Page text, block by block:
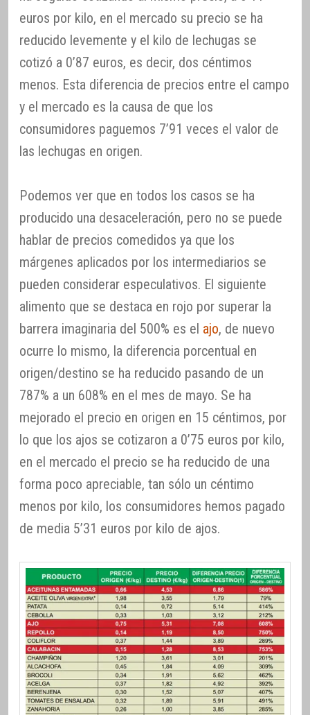
euros por kilo, en el mercado su precio se ha
reducido levemente y el kilo de lechugas se
cotizó a 0’87 euros, es decir, dos céntimos
menos. Esta diferencia de precios entre el campo
y el mercado es la causa de que los
consumidores paguemos 7’91 veces el valor de
las lechugas en origen.
Podemos ver que en todos los casos se ha
producido una desaceleración, pero no se puede
hablar de precios comedidos ya que los
márgenes aplicados por los intermediarios se
pueden considerar especulativos. El siguiente
alimento que se destaca en rojo por superar la
barrera imaginaria del 500% es el ajo, de nuevo
ocurre lo mismo, la diferencia porcentual en
origen/destino se ha reducido pasando de un
787% a un 608% en el mes de mayo. Se ha
mejorado el precio en origen en 15 céntimos, por
lo que los ajos se cotizaron a 0’75 euros por kilo,
en el mercado el precio se ha reducido de una
forma poco apreciable, tan sólo un céntimo
menos por kilo, los consumidores hemos pagado
de media 5’31 euros por kilo de ajos.